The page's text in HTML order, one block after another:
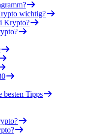
wichtig?
Krypto?
besten Tipps